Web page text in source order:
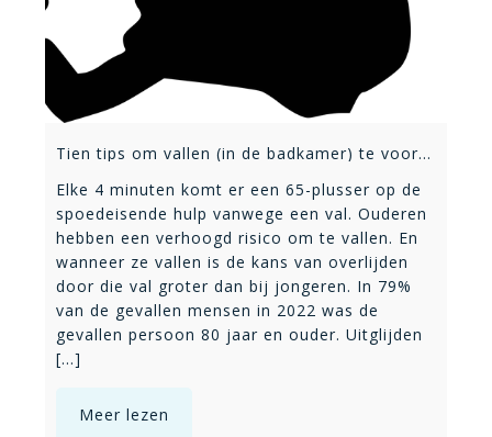
Tien tips om vallen (in de badkamer) te voorkomen
Elke 4 minuten komt er een 65-plusser op de
spoedeisende hulp vanwege een val. Ouderen
hebben een verhoogd risico om te vallen. En
wanneer ze vallen is de kans van overlijden
door die val groter dan bij jongeren. In 79%
van de gevallen mensen in 2022 was de
gevallen persoon 80 jaar en ouder. Uitglijden
[...]
Meer lezen